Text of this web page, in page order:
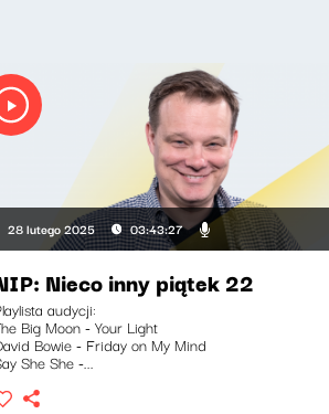
28 lutego 2025 03:43:27
Nieco inny piątek 22
audycji:
Big Moon - Your Light
Bowie - Friday on My Mind
She She -...